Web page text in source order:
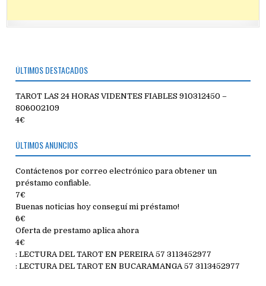
ÚLTIMOS DESTACADOS
TAROT LAS 24 HORAS VIDENTES FIABLES 910312450 –
806002109
4€
ÚLTIMOS ANUNCIOS
Contáctenos por correo electrónico para obtener un
préstamo confiable.
7€
Buenas noticias hoy conseguí mi préstamo!
6€
Oferta de prestamo aplica ahora
4€
: LECTURA DEL TAROT EN PEREIRA 57 3113452977
: LECTURA DEL TAROT EN BUCARAMANGA 57 3113452977